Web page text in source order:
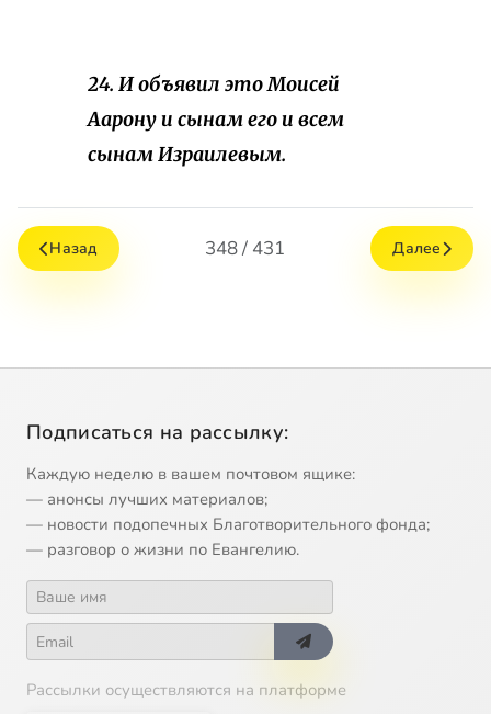
24. И объявил это Моисей
Аарону и сынам его и всем
сынам Израилевым.
Назад 348 / 431 Далее
Подписаться на рассылку:
Каждую неделю в вашем почтовом ящике:
— анонсы лучших материалов;
— новости подопечных Благотворительного фонда;
— разговор о жизни по Евангелию.
Рассылки осуществляются на платформе